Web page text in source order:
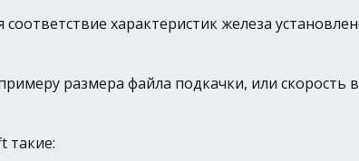
характеристик железа
размера файла подкачки, или скорость
такие: